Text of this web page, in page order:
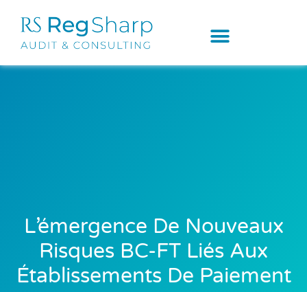
L’émergence De Nouveaux
Risques BC-FT Liés Aux
Établissements De Paiement